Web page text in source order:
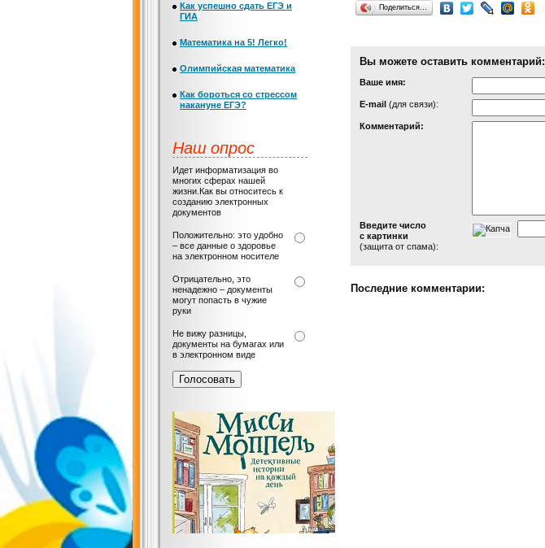
Поделиться…
Вы можете оставить комментарий:
Ваше имя:
Е-mail (для связи):
Комментарий:
Введите число
с картинки
(защита от спама):
Последние комментарии:
Как успешно сдать ЕГЭ и
ГИА
Математика на 5! Легко!
Олимпийская математика
Как бороться со стрессом
накануне ЕГЭ?
Наш опрос
Идет информатизация во
многих сферах нашей
жизни.Как вы относитесь к
созданию электронных
документов
Положительно: это удобно
– все данные о здоровье
на электронном носителе
Отрицательно, это
ненадежно – документы
могут попасть в чужие
руки
Не вижу разницы,
документы на бумагах или
в электронном виде